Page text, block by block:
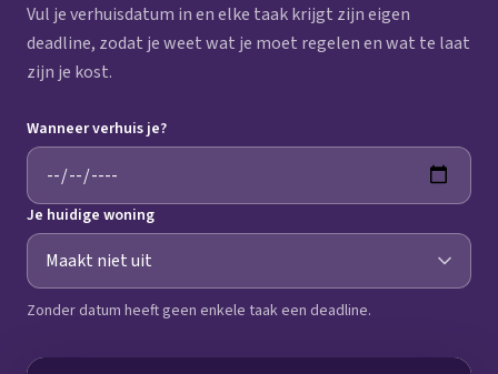
Vul je verhuisdatum in en elke taak krijgt zijn eigen
deadline, zodat je weet wat je moet regelen en wat te laat
zijn je kost.
Wanneer verhuis je?
Je huidige woning
Zonder datum heeft geen enkele taak een deadline.